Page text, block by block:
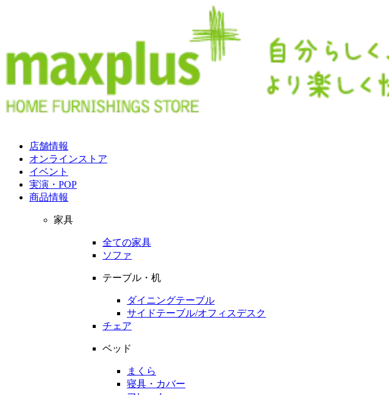
店舗情報
オンラインストア
イベント
実演・POP
商品情報
家具
全ての家具
ソファ
テーブル・机
ダイニングテーブル
サイドテーブル/オフィスデスク
チェア
ベッド
まくら
寝具・カバー